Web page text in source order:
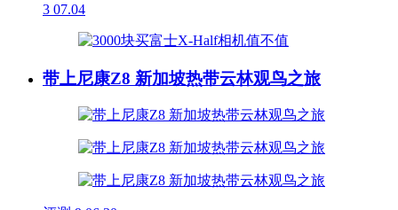
3 07.04
带上尼康Z8 新加坡热带云林观鸟之旅